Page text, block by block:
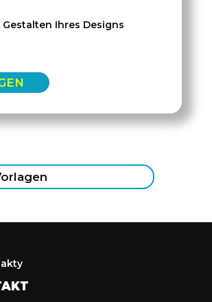
Ihres Designs